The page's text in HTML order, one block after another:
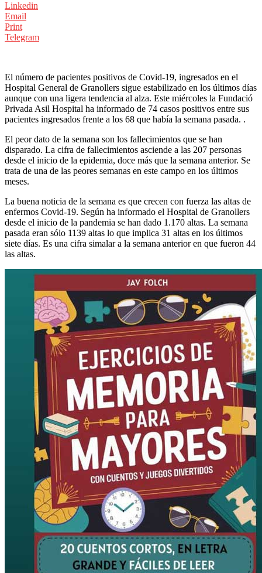
Linkedin
Email
Print
Telegram
El número de pacientes positivos de Covid-19, ingresados ​​en el
Hospital General de Granollers sigue estabilizado en los últimos días
aunque con una ligera tendencia al alza. Este miércoles la Fundació
Privada Asil Hospital ha informado de 74 casos positivos entre sus
pacientes ingresados frente a los 68 que había la semana pasada. .
El peor dato de la semana son los fallecimientos que se han
disparado. La cifra de fallecimientos asciende a las 207 personas
desde el inicio de la epidemia, doce más que la semana anterior. Se
trata de una de las peores semanas en este campo en los últimos
meses.
La buena noticia de la semana es que crecen con fuerza las altas de
enfermos Covid-19. Según ha informado el Hospital de Granollers
desde el inicio de la pandemia se han dado 1.170 altas. La semana
pasada eran sólo 1139 altas lo que implica 31 altas en los últimos
siete días. Es una cifra simalar a la semana anterior en que fueron 44
las altas.